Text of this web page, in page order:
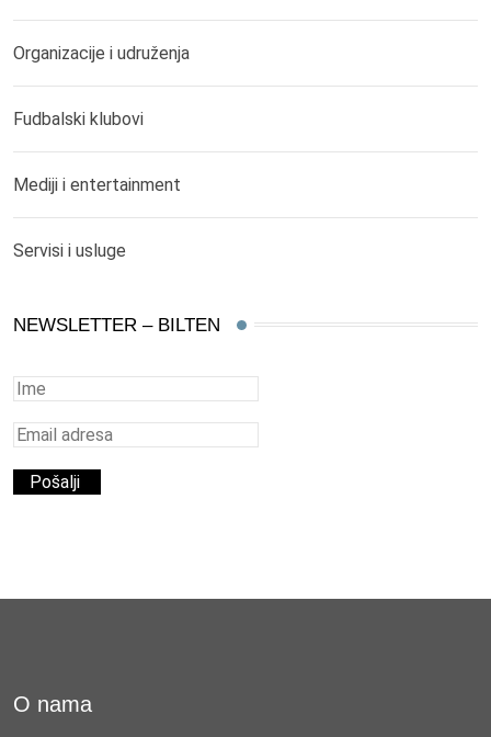
Organizacije i udruženja
Fudbalski klubovi
Mediji i entertainment
Servisi i usluge
NEWSLETTER – BILTEN
O nama